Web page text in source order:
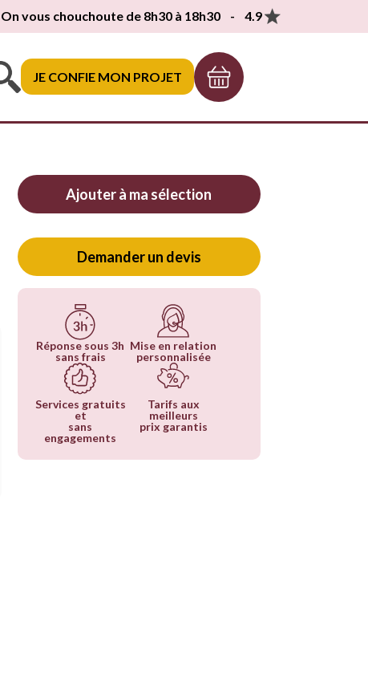
On vous chouchoute de 8h30 à 18h30 - 4.9
JE CONFIE MON PROJET
Ajouter à ma sélection
Demander un devis
Réponse sous 3h
sans frais
Mise en relation
personnalisée
Services gratuits
et
sans
engagements
Tarifs aux
meilleurs
prix garantis